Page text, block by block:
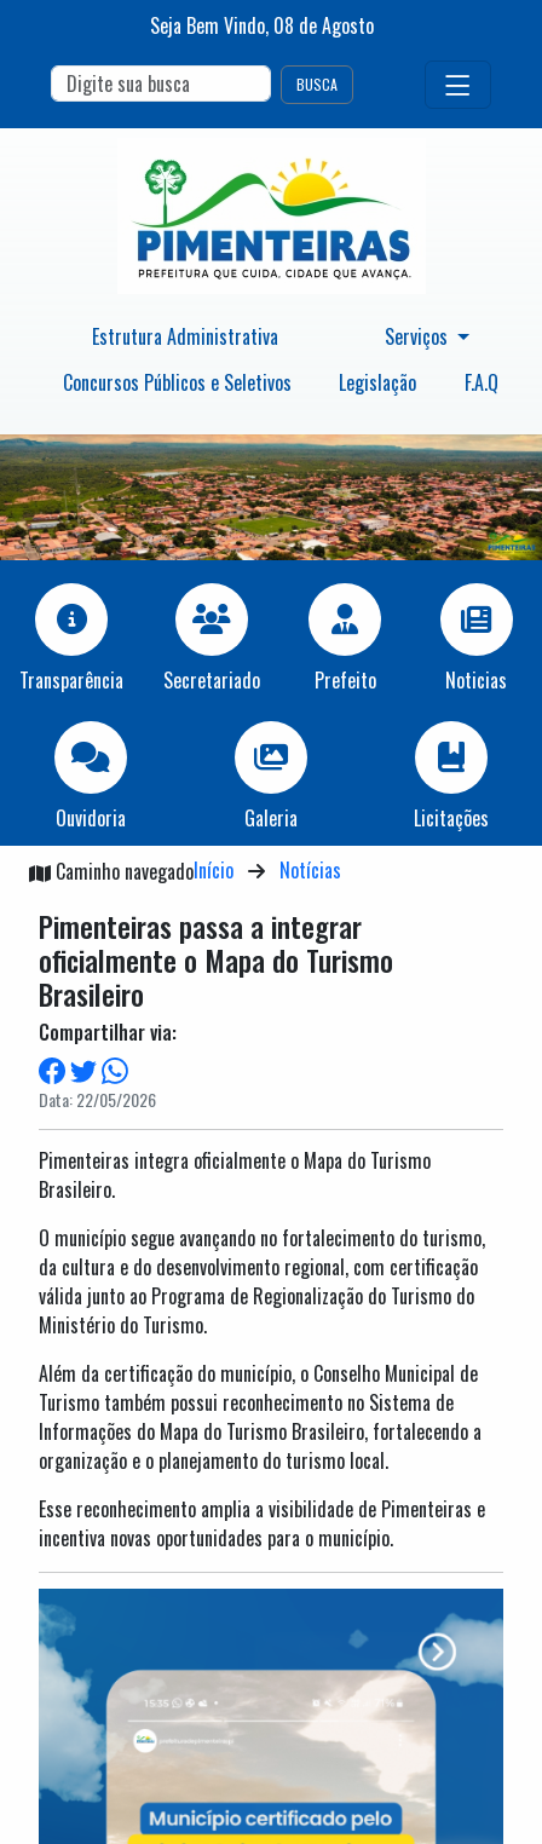
Seja Bem Vindo, 08 deAgosto
BUSCA
Estrutura Administrativa
Serviços
Concursos Públicos e Seletivos
Legislação F.A.Q
Transparência Secretariado Prefeito Noticias
Ouvidoria Galeria
Licitações
Caminho navegadoInício Notícias
Pimenteiras passa a integrar
oficialmente o Mapa do Turismo
Brasileiro
Compartilhar via:
Data: 22/05/2026
Pimenteiras integra oficialmente o Mapa do Turismo
Brasileiro.
O município segue avançando no fortalecimento do turismo,
da cultura e do desenvolvimento regional, com certificação
válida junto ao Programa de Regionalização do Turismo do
Ministério do Turismo.
Além da certificação do município, o Conselho Municipal de
Turismo também possui reconhecimento no Sistema de
Informações do Mapa do Turismo Brasileiro, fortalecendo a
organização e o planejamento do turismo local.
Esse reconhecimento amplia a visibilidade de Pimenteiras e
incentiva novas oportunidades para o município.